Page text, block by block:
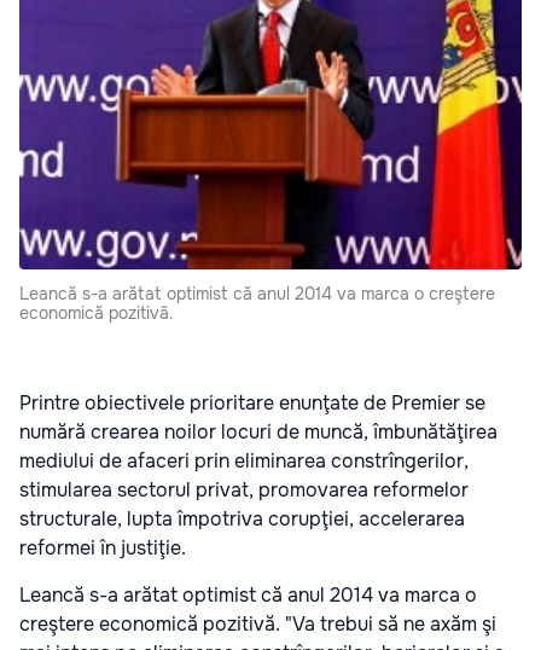
Leancă s-a arătat optimist că anul 2014 va marca o creştere
economică pozitivă.
Printre obiectivele prioritare enunţate de Premier se
numără crearea noilor locuri de muncă, îmbunătăţirea
mediului de afaceri prin eliminarea constrîngerilor,
stimularea sectorul privat, promovarea reformelor
structurale, lupta împotriva corupţiei, accelerarea
reformei în justiţie.
Leancă s-a arătat optimist că anul 2014 va marca o
creştere economică pozitivă. "Va trebui să ne axăm şi